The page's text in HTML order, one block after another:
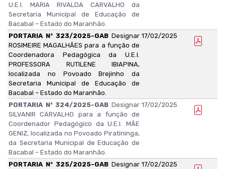
U.E.I. MARIA RIVALDA CARVALHO da
Secretaria Municipal de Educação de
Bacabal – Estado do Maranhão.
PORTARIA Nº 323/2025-GAB Designar
ROSIMEIRE MAGALHÃES para a função de
Coordenadora Pedagógica da U.E.I.
PROFESSORA RUTILENE IBIAPINA,
localizada no Povoado Brejinho da
Secretaria Municipal de Educação de
Bacabal – Estado do Maranhão.
17/02/2025
PORTARIA Nº 324/2025-GAB Designar
SILVANIR CARVALHO para a função de
Coordenador Pedagógico da U.E.I. MÃE
GENIZ, localizada no Povoado Piratininga,
da Secretaria Municipal de Educação de
Bacabal – Estado do Maranhão.
17/02/2025
PORTARIA Nº 325/2025-GAB Designar 17/02/2025